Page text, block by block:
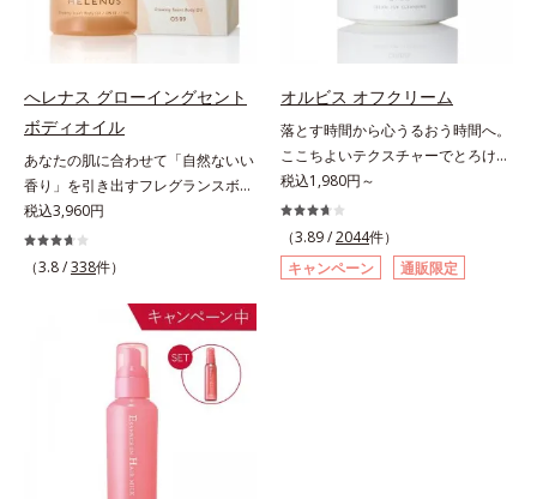
へレナス グローイングセント
ボディオイル
あなたの肌に合わせて「自然ないい
香り」を引き出すフレグランスボデ
ィオイル。「へレナス」は、スキン
ケアに強みのあるオルビスとフレグ
ランスを愛するセントピアによる共
と香りへのアプローチで、あなたの
香りの個性を引き出すフレグランス
ボディオイルです。フレグランスと
いっても、ただいい香りをまとうだ
けではありません。「ヘレナス」で
は一人ひとりが持つ肌の香り「スキ
ンセント」に着目。それぞれの個性
であるスキンセントを他の香りで覆
税込3,960円
（3.8 /338件）
オルビス オフクリーム
落とす時間から心うるおう時間へ。
ここちよいテクスチャーでとろける
クレンジング。“落とすだけ”の時間
から、かけがえのないリラックスタ
イムへ―。忙しい日々を送る現代女
性にとって、クレンジングは“落と
すだけ”の作業になりがち。オルビ
税込1,980円～
（3.89 /2044件）
キャンペーン
通販限定